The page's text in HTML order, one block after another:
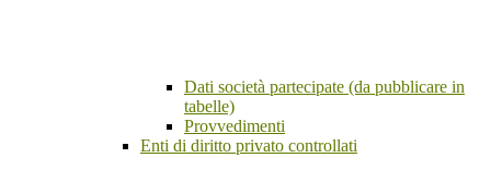
Dati società partecipate (da pubblicare in
tabelle)
Provvedimenti
Enti di diritto privato controllati